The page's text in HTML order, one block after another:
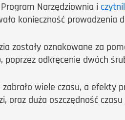
Narzędziownia i
konieczność prowadzenia
zostały oznakowane za
poprzez odkręcenie dwóch
wiele czasu, a efekty
oraz duża oszczędność